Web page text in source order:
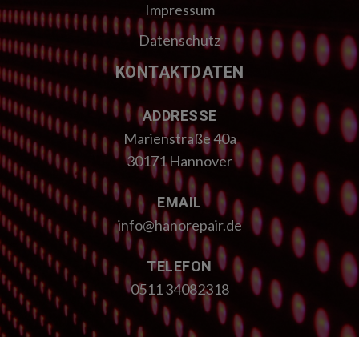
Impressum
Datenschutz
KONTAKTDATEN
ADDRESSE
Marienstraße 40a
30171 Hannover
EMAIL
info@hanorepair.de
TELEFON
0511 34082318